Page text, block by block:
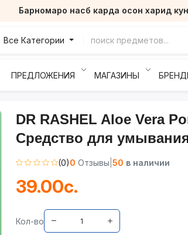
Барномаро насб карда осон харид
Все Категории
ПРЕДЛОЖЕНИЯ МАГАЗИНЫ
DR RASHEL Aloe Vera
Средство для
(0)0 Отзывы 50 в наличии
39.00с.
Кол-во